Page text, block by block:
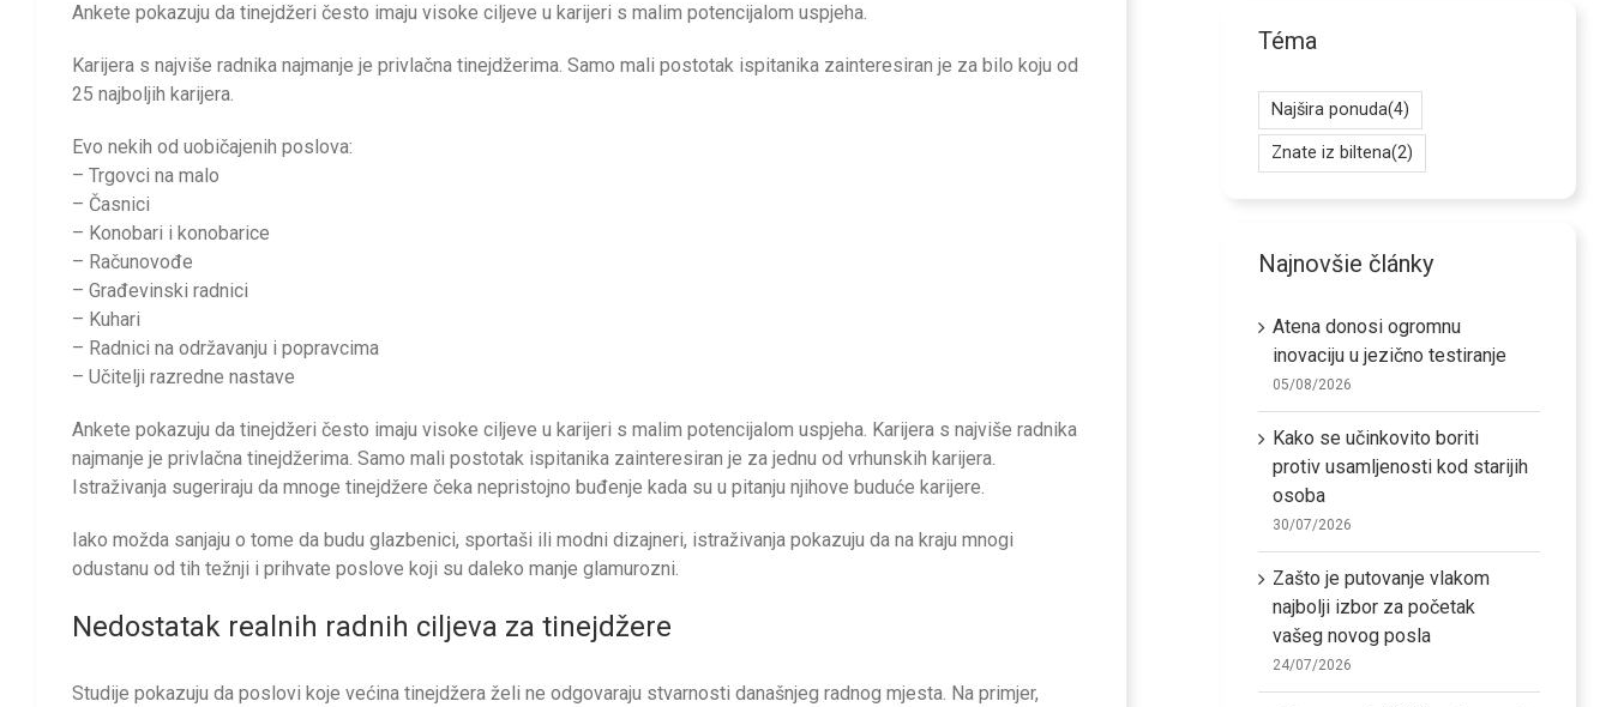
Ankete pokazuju da tinejdžeri često imaju visoke ciljeve u karijeri s malim potencijalom uspjeha.
Karijera s najviše radnika najmanje je privlačna tinejdžerima. Samo mali postotak ispitanika zainteresiran je za bilo koju od
25 najboljih karijera.
Evo nekih od uobičajenih poslova:
– Trgovci na malo
– Časnici
– Konobari i konobarice
– Računovođe
– Građevinski radnici
– Kuhari
– Radnici na održavanju i popravcima
– Učitelji razredne nastave
Ankete pokazuju da tinejdžeri često imaju visoke ciljeve u karijeri s malim potencijalom uspjeha. Karijera s najviše radnika
najmanje je privlačna tinejdžerima. Samo mali postotak ispitanika zainteresiran je za jednu od vrhunskih karijera.
Istraživanja sugeriraju da mnoge tinejdžere čeka nepristojno buđenje kada su u pitanju njihove buduće karijere.
Iako možda sanjaju o tome da budu glazbenici, sportaši ili modni dizajneri, istraživanja pokazuju da na kraju mnogi
odustanu od tih težnji i prihvate poslove koji su daleko manje glamurozni.
Nedostatak realnih radnih ciljeva za tinejdžere
Studije pokazuju da poslovi koje većina tinejdžera želi ne odgovaraju stvarnosti današnjeg radnog mjesta. Na primjer,
Téma
Najšira ponuda(4)
Znate iz biltena(2)
Najnovšie články
Atena donosi ogromnu
inovaciju u jezično testiranje
05/08/2026
Kako se učinkovito boriti
protiv usamljenosti kod starijih
osoba
30/07/2026
Zašto je putovanje vlakom
najbolji izbor za početak
vašeg novog posla
24/07/2026